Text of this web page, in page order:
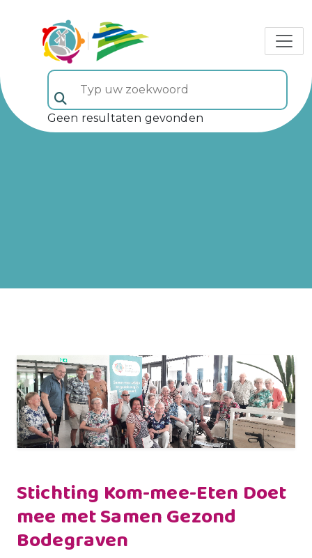
Typ uw zoekwoord (veld 5)
Geen resultaten gevonden
Stichting Kom-mee-Eten Doet
mee met Samen Gezond
Bodegraven